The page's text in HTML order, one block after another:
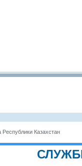
Казахстан